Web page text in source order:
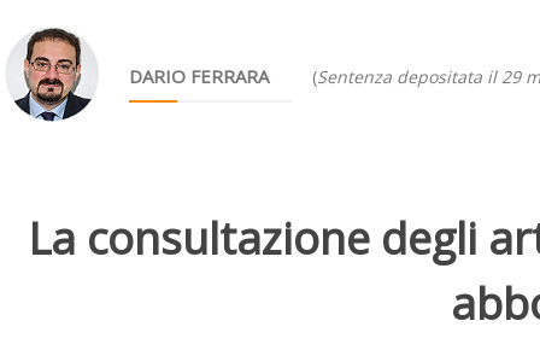
DARIO FERRARA (Sentenza depositata il 29
La consultazione degli